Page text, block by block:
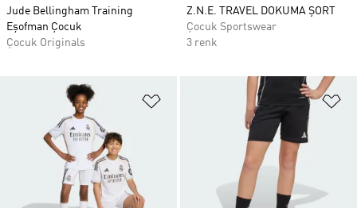
Jude Bellingham Training
Eşofman Çocuk
Çocuk Originals
Z.N.E. TRAVEL DOKUMA ŞORT
Çocuk Sportswear
3 renk
Favori Listesine Ekle